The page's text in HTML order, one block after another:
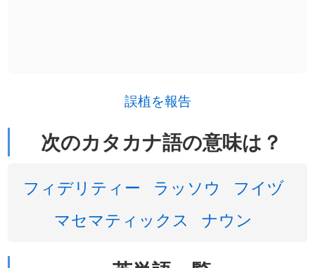
誤植を報告
次のカタカナ語の意味は？
フィデリティー ラッソウ
フイヅ
マセマティックス
ナウン